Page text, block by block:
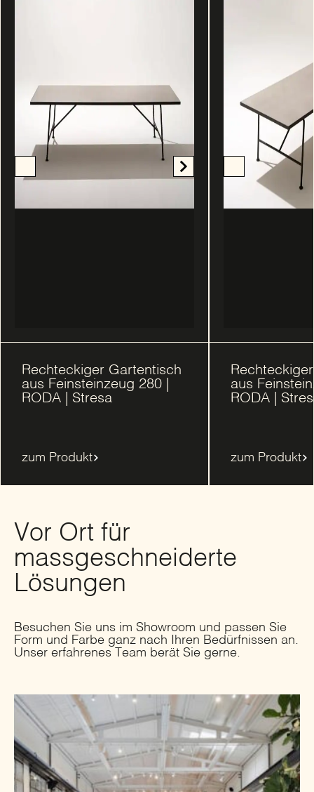
Rechteckiger Gartentisch
aus Feinsteinzeug 280 |
RODA | Stresa
zum Produkt
aus
RODA |
zum Produkt
Vor Ort für
massgeschneiderte
Lösungen
Besuchen Sie uns im Showroom und passen Sie
Form und Farbe ganz nach Ihren Bedürfnissen an.
Unser erfahrenes Team berät Sie gerne.